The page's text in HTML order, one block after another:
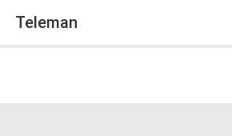
Teleman